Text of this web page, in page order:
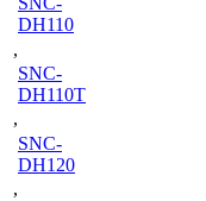
DH110
,
SNC-
DH110T
,
SNC-
DH120
,